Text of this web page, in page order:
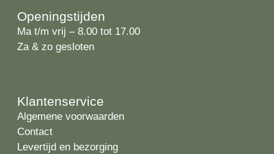
Openingstijden
Ma t/m vrij – 8.00 tot 17.00
Za & zo gesloten
Klantenservice
Algemene voorwaarden
Contact
Levertijd en bezorging